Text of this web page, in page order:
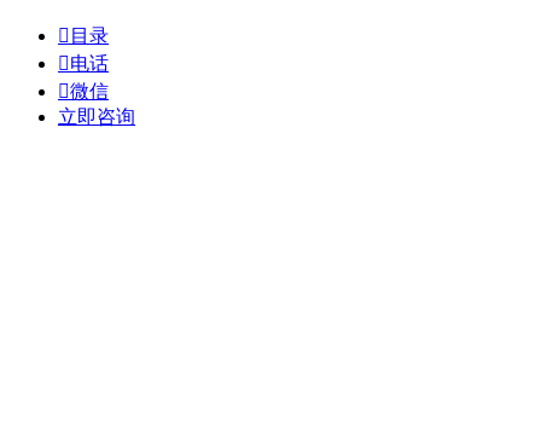
 目录
电话
微信
立即咨询